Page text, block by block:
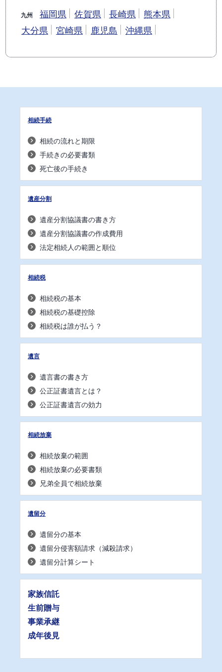
九州 福岡県 佐賀県 長崎県
熊本県
大分県
宮崎県 鹿児島 沖縄県
相続手続
相続の流れと期限
手続きの必要書類
死亡後の手続き
遺産分割
遺産分割協議書の書き方
遺産分割協議書の作成費用
法定相続人の範囲と順位
相続税
相続税の基本
相続税の基礎控除
相続税は誰が払う？
遺言
遺言書の書き方
公正証書遺言とは？
公正証書遺言の効力
相続放棄
相続放棄の範囲
相続放棄の必要書類
兄弟全員で相続放棄
遺留分
遺留分の基本
遺留分侵害額請求（減殺請求）
遺留分計算シート
家族信託
生前贈与
事業承継
成年後見